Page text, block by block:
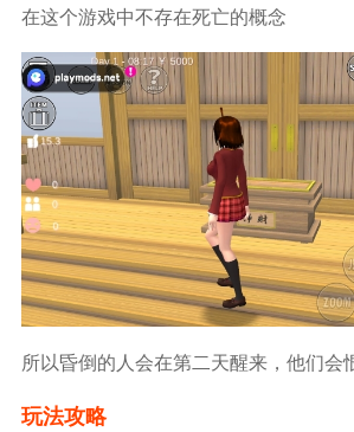
在这个游戏中不存在死亡的概念
所以昏倒的人会在第二天醒来，他们会
玩法攻略